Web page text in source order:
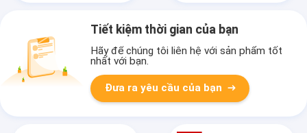
Tiết kiệm thời gian của bạn
Hãy để chúng tôi liên hệ với sản phẩm tốt
nhất với bạn.
Đưa ra yêu cầu của bạn